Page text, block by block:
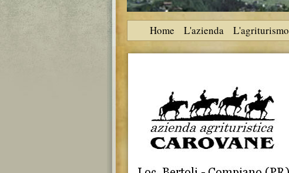
Home L'azienda L'agriturismo